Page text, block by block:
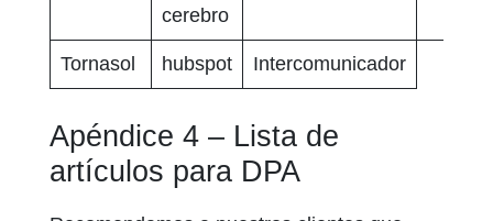
cerebro
Tornasol hubspot Intercomunicador
Apéndice 4 – Lista de
artículos para DPA